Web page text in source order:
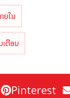
ຍໃນ
ເດືອນ
Pinterest